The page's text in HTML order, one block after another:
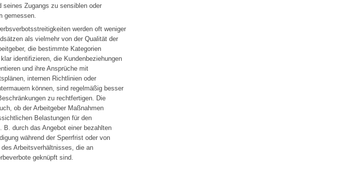
seines Zugangs zu sensiblen oder
gemessen.
werden oft weniger
als vielmehr von der Qualität der
die bestimmte Kategorien
identifizieren, die Kundenbeziehungen
und ihre Ansprüche mit
internen Richtlinien oder
können, sind regelmäßig besser
zu rechtfertigen. Die
ob der Arbeitgeber Maßnahmen
Belastungen für den
B. durch das Angebot einer bezahlten
während der Sperrfrist oder von
Arbeitsverhältnisses, die an
geknüpft sind.